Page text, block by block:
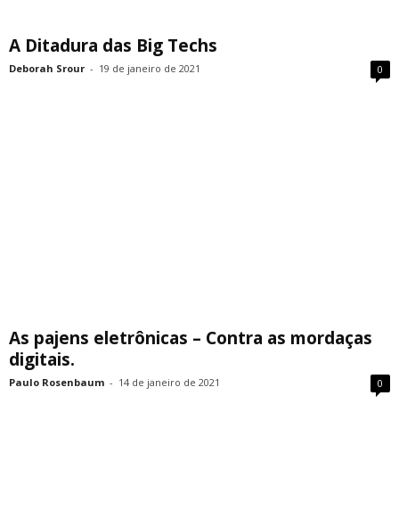
A Ditadura das Big Techs
Deborah Srour - 19 de janeiro de 2021 0
As pajens eletrônicas – Contra as mordaças
digitais.
Paulo Rosenbaum - 14 de janeiro de 2021 0